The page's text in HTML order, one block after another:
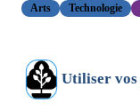
Arts
Technologie
Utiliser vos